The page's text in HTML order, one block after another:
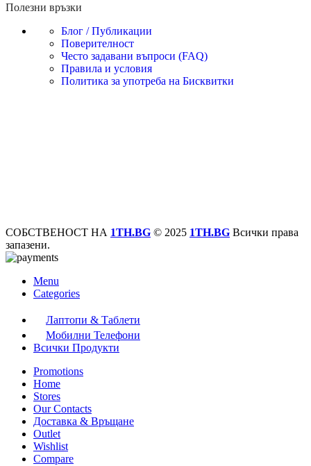
Полезни връзки
Блог / Публикации
Поверителност
Често задавани въпроси (FAQ)
Правила и условия
Политика за употреба на Бисквитки
СОБСТВЕНОСТ НА 1TH.BG © 2025 1TH.BG Всички права
запазени.
Menu
Categories
Лаптопи & Таблети
Мобилни Телефони
Всички Продукти
Promotions
Home
Stores
Our Contacts
Доставка & Връщане
Outlet
Wishlist
Compare